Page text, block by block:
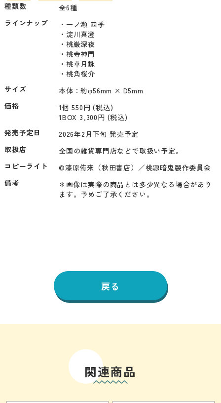
種類数
全6種
ラインナップ
・一ノ瀬 四季
・淀川真澄
・桃巌深夜
・桃寺神門
・桃華月詠
・桃角桜介
サイズ
本体：約φ56mm × D5mm
価格
1個 550円 (税込)
1BOX 3,300円 (税込)
発売予定日
2026年2月下旬 発売予定
取扱店
全国の雑貨専門店などで取扱い予定。
コピーライト
©漆原侑来（秋田書店）／桃源暗鬼製作委員会
備考
＊画像は実際の商品とは多少異なる場合があり
ます。予めご了承ください。
戻る
関連商品